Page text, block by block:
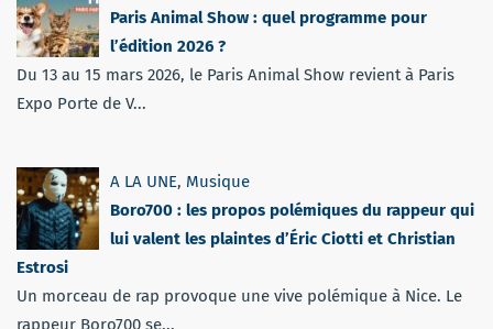
Paris Animal Show : quel programme pour
l’édition 2026 ?
Du 13 au 15 mars 2026, le Paris Animal Show revient à Paris
Expo Porte de V...
A LA UNE, Musique
Boro700 : les propos polémiques du rappeur qui
lui valent les plaintes d’Éric Ciotti et Christian
Estrosi
Un morceau de rap provoque une vive polémique à Nice. Le
rappeur Boro700 se...